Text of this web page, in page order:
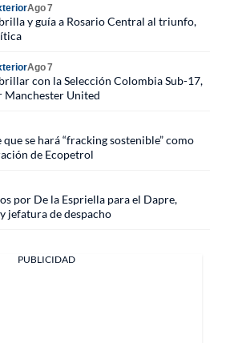
Ago 7
y guía a Rosario Central al triunfo,
Ago 7
con la Selección Colombia Sub-17,
Manchester United
se hará “fracking sostenible” como
de Ecopetrol
por De la Espriella para el Dapre,
jefatura de despacho
PUBLICIDAD